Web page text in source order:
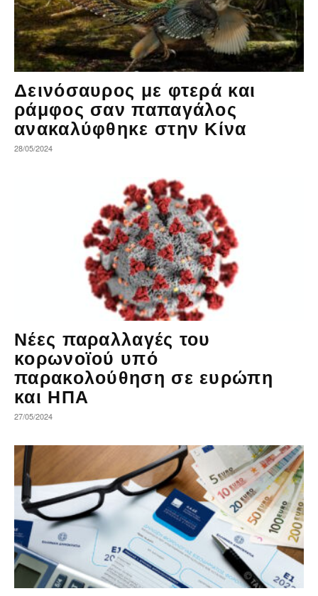
Δεινόσαυρος με φτερά και
ράμφος σαν παπαγάλος
ανακαλύφθηκε στην Κίνα
28/05/2024
Νέες παραλλαγές του
κορωνοϊού υπό
παρακολούθηση σε ευρώπη
και ΗΠΑ
27/05/2024